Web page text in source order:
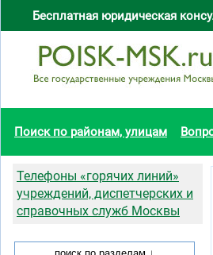
Бесплатная юридическая
Поиск по районам, улицам
Телефоны «горячих линий»
учреждений, диспетчерских и
справочных служб Москвы